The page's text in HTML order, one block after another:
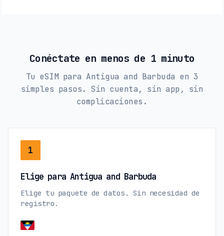
Conéctate en menos de 1 minuto
Tu eSIM para Antigua and Barbuda en 3
simples pasos. Sin cuenta, sin app, sin
complicaciones.
1
Elige para Antigua and Barbuda
Elige tu paquete de datos. Sin necesidad de
registro.